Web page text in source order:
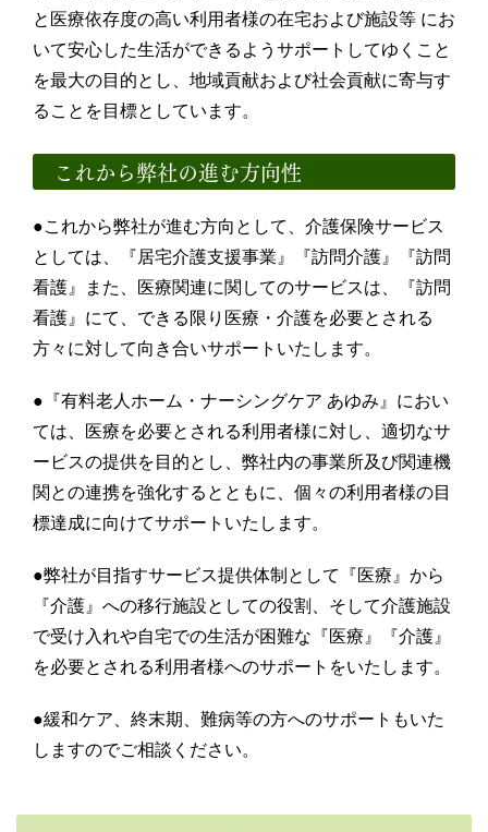
と医療依存度の高い利用者様の在宅および施設等 にお
いて安心した生活ができるようサポートしてゆくこと
を最大の目的とし、地域貢献および社会貢献に寄与す
ることを目標としています。
これから弊社の進む方向性
●これから弊社が進む方向として、介護保険サービス
としては、『居宅介護支援事業』『訪問介護』『訪問
看護』また、医療関連に関してのサービスは、『訪問
看護』にて、できる限り医療・介護を必要とされる
方々に対して向き合いサポートいたします。
●『有料老人ホーム・ナーシングケア あゆみ』におい
ては、医療を必要とされる利用者様に対し、適切なサ
ービスの提供を目的とし、弊社内の事業所及び関連機
関との連携を強化するとともに、個々の利用者様の目
標達成に向けてサポートいたします。
●弊社が目指すサービス提供体制として『医療』から
『介護』への移行施設としての役割、そして介護施設
で受け入れや自宅での生活が困難な『医療』『介護』
を必要とされる利用者様へのサポートをいたします。
●緩和ケア、終末期、難病等の方へのサポートもいた
しますのでご相談ください。